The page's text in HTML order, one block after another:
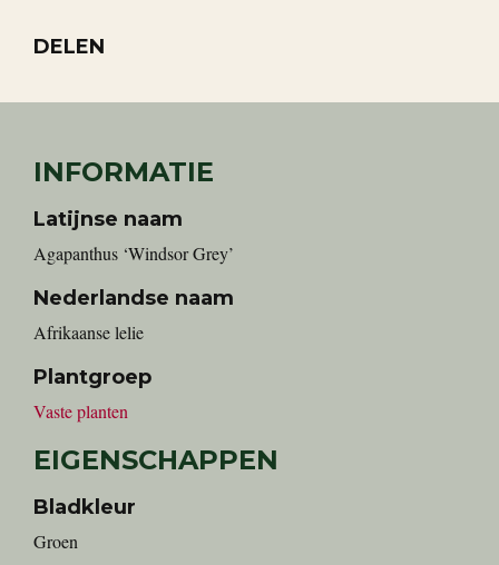
DELEN
INFORMATIE
Latijnse naam
Agapanthus ‘Windsor Grey’
Nederlandse naam
Afrikaanse lelie
Plantgroep
Vaste planten
EIGENSCHAPPEN
Bladkleur
Groen